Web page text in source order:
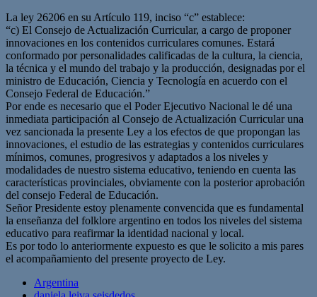
La ley 26206 en su Artículo 119, inciso “c” establece:
“c) El Consejo de Actualización Curricular, a cargo de proponer
innovaciones en los contenidos curriculares comunes. Estará
conformado por personalidades calificadas de la cultura, la ciencia,
la técnica y el mundo del trabajo y la producción, designadas por el
ministro de Educación, Ciencia y Tecnología en acuerdo con el
Consejo Federal de Educación.”
Por ende es necesario que el Poder Ejecutivo Nacional le dé una
inmediata participación al Consejo de Actualización Curricular una
vez sancionada la presente Ley a los efectos de que propongan las
innovaciones, el estudio de las estrategias y contenidos curriculares
mínimos, comunes, progresivos y adaptados a los niveles y
modalidades de nuestro sistema educativo, teniendo en cuenta las
características provinciales, obviamente con la posterior aprobación
del consejo Federal de Educación.
Señor Presidente estoy plenamente convencida que es fundamental
la enseñanza del folklore argentino en todos los niveles del sistema
educativo para reafirmar la identidad nacional y local.
Es por todo lo anteriormente expuesto es que le solicito a mis pares
el acompañamiento del presente proyecto de Ley.
Argentina